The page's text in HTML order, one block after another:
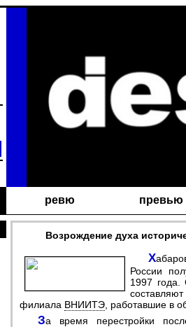
ревю превью
Возрождение духа
Хабаровское краевое отделение Союза Дизайнеров
России
1997 года.
филиала ВНИИТЭ , работавшие в
За время перестройки